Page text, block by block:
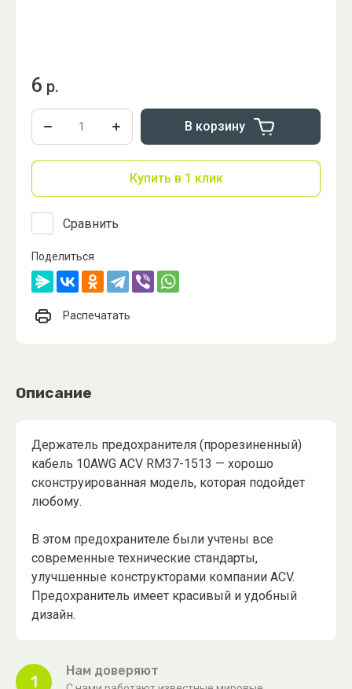
6 р.
В корзину
Купить в 1 клик
Сравнить
Поделиться
Распечатать
Описание
Держатель предохранителя (прорезиненный)
кабель 10AWG ACV RM37-1513 — хорошо
сконструированная модель, которая подойдет
любому.
В этом предохранителе были учтены все
современные технические стандарты,
улучшенные конструкторами компании ACV.
Предохранитель имеет красивый и удобный
дизайн.
1
Нам доверяют